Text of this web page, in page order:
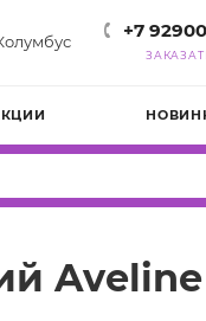
+7
Aveline